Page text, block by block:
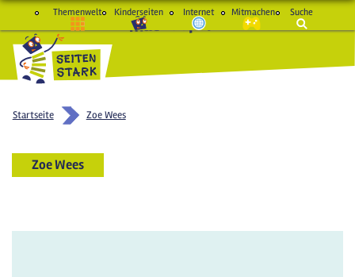
Themenwelt Kinderseiten Internet Mitmachen Suche
macht Spaß und schlau
Startseite Zoe Wees
Zoe Wees